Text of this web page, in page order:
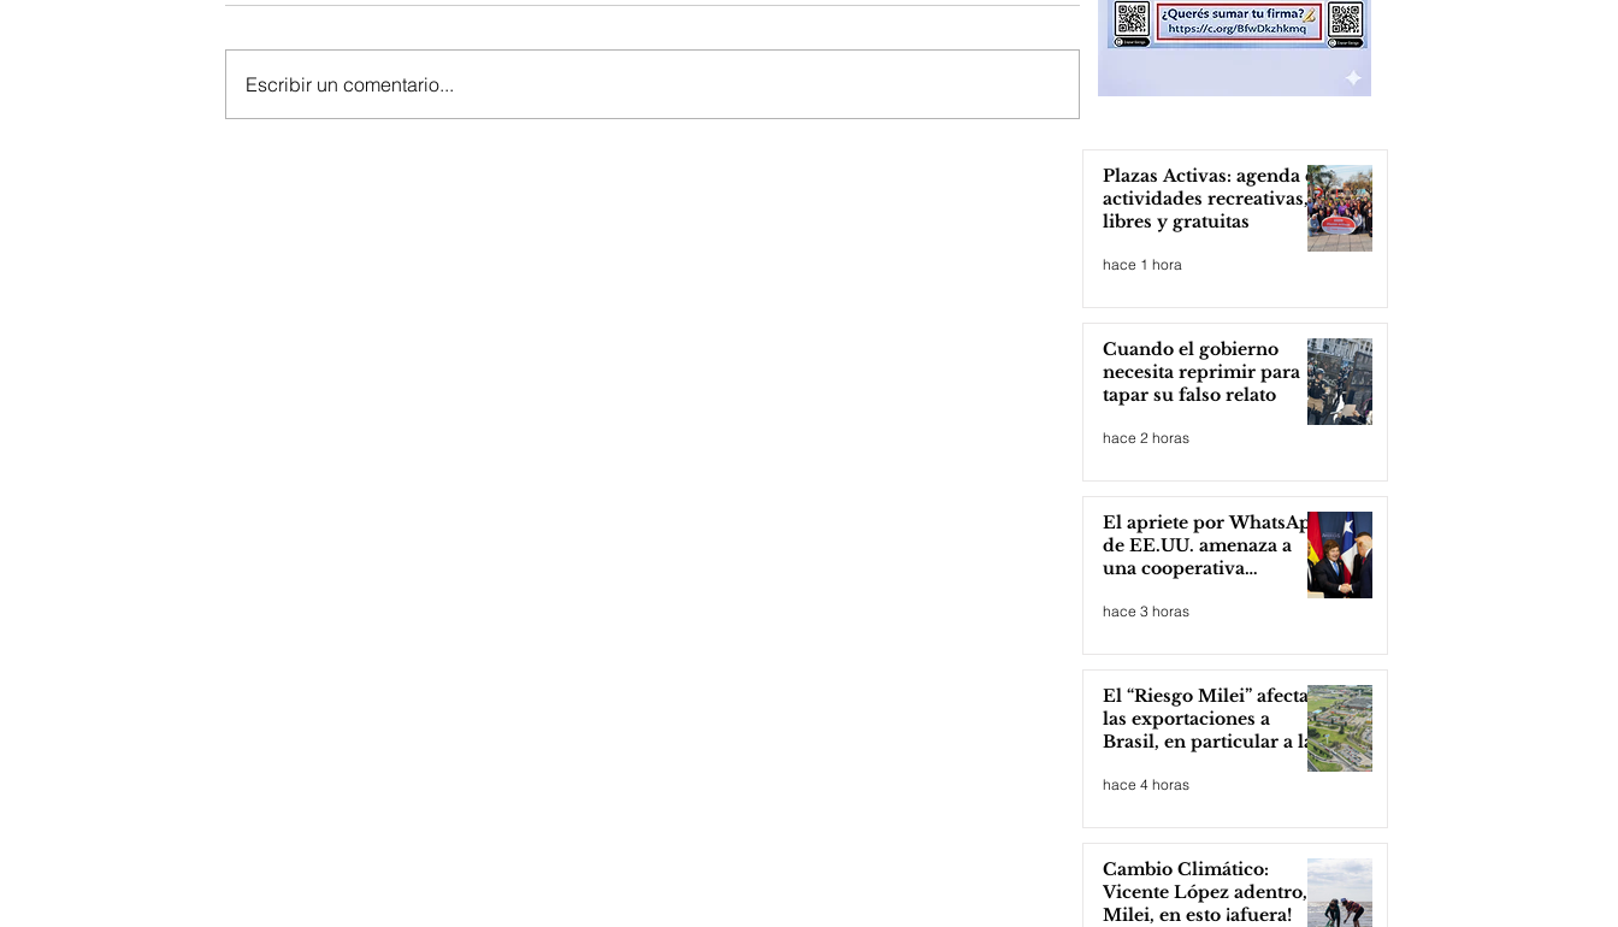
Escribir un comentario...
Plazas Activas: agenda de
actividades recreativas,
libres y gratuitas
hace 1 hora
Cuando el gobierno
necesita reprimir para
tapar su falso relato
hace 2 horas
El apriete por WhatsApp
de EE.UU. amenaza a
una cooperativa
argentina para boicotear
a Huawei
hace 3 horas
El “Riesgo Milei” afecta
las exportaciones a
Brasil, en particular a la
industria automotriz de
la provincia
hace 4 horas
Cambio Climático:
Vicente López adentro,
Milei, en esto ¡afuera!